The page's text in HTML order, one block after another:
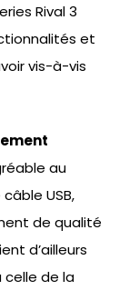
Rival 3
et
vis-à-vis
au
USB,
de qualité
d’ailleurs
celle de la